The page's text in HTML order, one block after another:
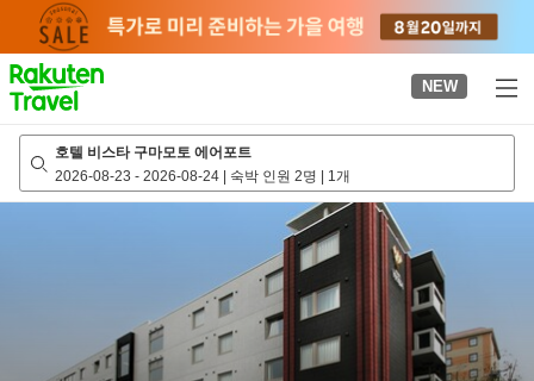
page
NEW
호텔 비스타 구마모토 에어포트
2026-08-23 - 2026-08-24 | 숙박 인원 2명 | 1개